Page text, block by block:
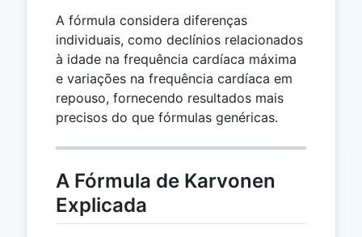
A fórmula considera diferenças
individuais, como declínios relacionados
à idade na frequência cardíaca máxima
e variações na frequência cardíaca em
repouso, fornecendo resultados mais
precisos do que fórmulas genéricas.
A Fórmula de Karvonen
Explicada